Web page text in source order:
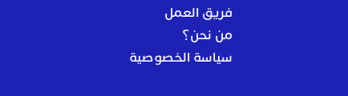
فريق العمل
من نحن؟
سياسة الخصوصية